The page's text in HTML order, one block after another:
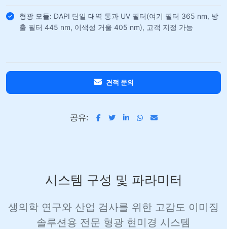
형광 모듈: DAPI 단일 대역 통과 UV 필터(여기 필터 365 nm, 방
출 필터 445 nm, 이색성 거울 405 nm), 고객 지정 가능
견적 문의
공유:
시스템 구성 및 파라미터
생의학 연구와 산업 검사를 위한 고감도 이미징
솔루션용 전문 형광 현미경 시스템